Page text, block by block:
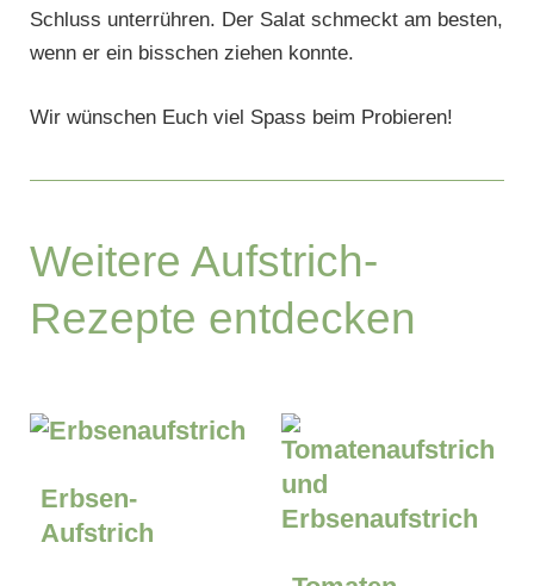
Schluss unterrühren. Der Salat schmeckt am besten,
wenn er ein bisschen ziehen konnte.
Wir wünschen Euch viel Spass beim Probieren!
Weitere Aufstrich-
Rezepte entdecken
Erbsen-
Aufstrich